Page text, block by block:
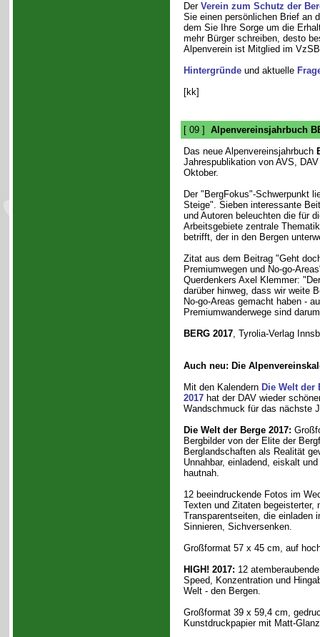
Der Verein zum Schutz der
Sie einen persönlichen Brief an
dem Sie Ihre Sorge um die
mehr Bürger schreiben, desto
Alpenverein ist Mitglied im
Hintergründeund aktuelle
[kk]
[ 09 ] Alpenvereinsjahrbuch
Das neue Alpenvereinsjahrbuch
Jahrespublikation von AVS,
Oktober.
Der "BergFokus"-Schwerpunkt
Steige". Sieben interessante
und Autoren beleuchten die für
Arbeitsgebiete zentrale
betrifft, der in den Bergen
Zitat aus dem Beitrag "Geht
Premiumwegen und No-go-
Querdenkers Axel Klemmer:
darüber hinweg, dass wir weite
No-go-Areas gemacht haben -
Premiumwanderwege sind
BERG 2017, Tyrolia-Verlag
Auch neu: Die
Mit den Kalendern Die Welt der
2017hat der DAV wieder
Wandschmuck für das nächste
Die Welt der Berge 2017:
Bergbilder von der Elite der
Berglandschaften als Realität
Unnahbar, einladend, eiskalt
hautnah.
12 beeindruckende Fotos im
Texten und Zitaten begeisterter,
Transparentseiten, die einladen
Sinnieren, Sichversenken.
Großformat 57 x 45 cm, auf
HIGH! 2017: 12
Speed, Konzentration und
Welt - den Bergen.
Großformat 39 x 59,4 cm,
Kunstdruckpapier mit Matt-